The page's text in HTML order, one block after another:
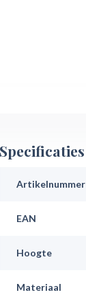
Specificaties
Artikelnummer
EAN
Hoogte
Materiaal